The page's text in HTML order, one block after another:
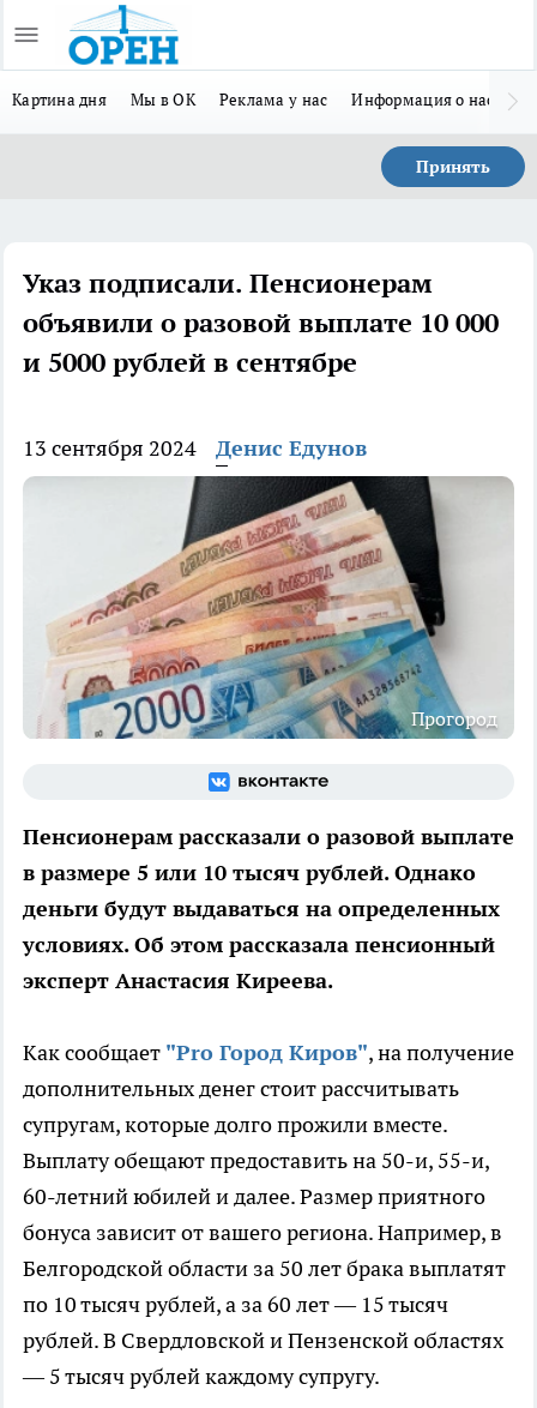
Картина дня Мы в ОК Реклама у нас Информация о нас
Принять
Указ подписали. Пенсионерам
объявили о разовой выплате 10 000
и 5000 рублей в сентябре
13 сентября 2024 Денис Едунов
Прогород
Пенсионерам рассказали о разовой выплате
в размере 5 или 10 тысяч рублей. Однако
деньги будут выдаваться на определенных
условиях. Об этом рассказала пенсионный
эксперт Анастасия Киреева.
Как сообщает "Pro Город Киров", на получение
дополнительных денег стоит рассчитывать
супругам, которые долго прожили вместе.
Выплату обещают предоставить на 50-и, 55-и,
60-летний юбилей и далее. Размер приятного
бонуса зависит от вашего региона. Например, в
Белгородской области за 50 лет брака выплатят
по 10 тысяч рублей, а за 60 лет — 15 тысяч
рублей. В Свердловской и Пензенской областях
— 5 тысяч рублей каждому супругу.